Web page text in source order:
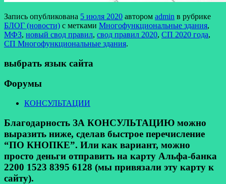
Запись опубликована 5 июля 2020 автором admin в рубрике
БЛОГ (новости) с метками Многофункциональные здания,
МФЗ, новый свод правил, свод правил 2020, СП 2020 года,
СП Многофункциональные здания.
выбрать язык сайта
Форумы
КОНСУЛЬТАЦИИ
Благодарность ЗА КОНСУЛЬТАЦИЮ можно
выразить ниже, сделав быстрое перечисление
“ПО КНОПКЕ”. Или как вариант, можно
просто деньги отправить на карту Альфа-банка
2200 1523 8395 6128 (мы привязали эту карту к
сайту).